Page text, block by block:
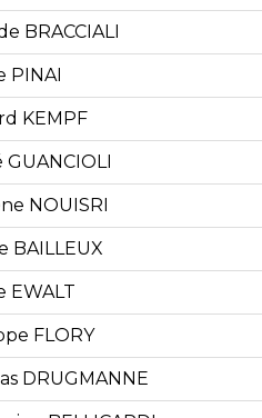
BRACCIALI
PINAI
KEMPF
GUANCIOLI
NOUISRI
BAILLEUX
EWALT
FLORY
DRUGMANNE